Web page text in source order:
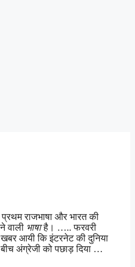
राजभाषा और भारत की
वाली भाषाहै। ….. फरवरी
आयी कि इंटरनेट की दुनिया
अंग्रेजी को पछाड़ दिया …